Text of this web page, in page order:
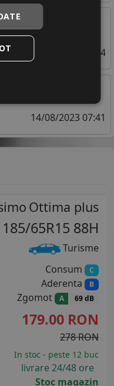
periculoasa
03/04/2023 07:24
65 r15
14/08/2023 07:41
Ottima plus
185/65R15 88H
Turisme
Consum C
Aderenta B
Zgomot A 69 dB
179.00 RON
278 RON
In stoc - peste 12 buc
livrare 24/48 ore
Stoc magazin